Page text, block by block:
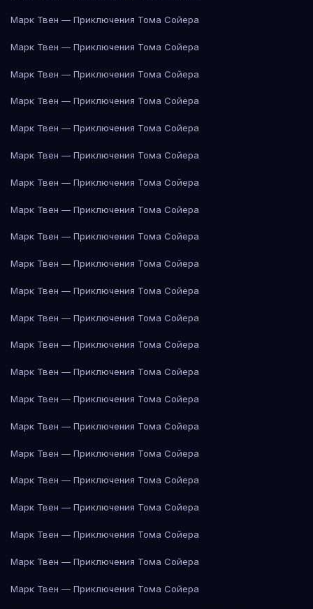
Марк Твен — Приключения Тома Сойера
Марк Твен — Приключения Тома Сойера
Марк Твен — Приключения Тома Сойера
Марк Твен — Приключения Тома Сойера
Марк Твен — Приключения Тома Сойера
Марк Твен — Приключения Тома Сойера
Марк Твен — Приключения Тома Сойера
Марк Твен — Приключения Тома Сойера
Марк Твен — Приключения Тома Сойера
Марк Твен — Приключения Тома Сойера
Марк Твен — Приключения Тома Сойера
Марк Твен — Приключения Тома Сойера
Марк Твен — Приключения Тома Сойера
Марк Твен — Приключения Тома Сойера
Марк Твен — Приключения Тома Сойера
Марк Твен — Приключения Тома Сойера
Марк Твен — Приключения Тома Сойера
Марк Твен — Приключения Тома Сойера
Марк Твен — Приключения Тома Сойера
Марк Твен — Приключения Тома Сойера
Марк Твен — Приключения Тома Сойера
Марк Твен — Приключения Тома Сойера